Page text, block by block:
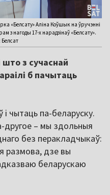
«Белсату» Аліна Коўшык на ўручэнні
з нагоды 17-х нарадзінаў «Белсату».
з сучаснай
б пачытаць
чытаць па-беларуску.
другое – мы здольныя
без перакладчыкаў:
размова, дзе вы
беларускаю